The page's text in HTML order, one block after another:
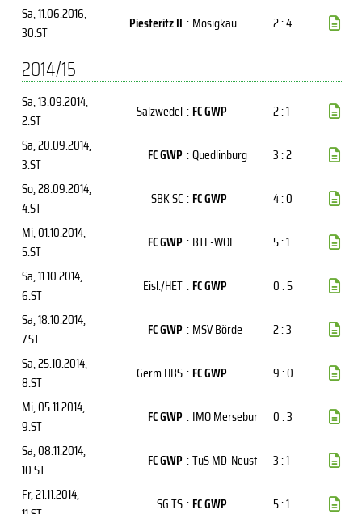
Sa, 11.06.2016,
30.ST
Piesteritz II : Mosigkau 2 : 4
2014/15
Sa, 13.09.2014,
2.ST
Salzwedel : FC GWP
2 : 1
Sa, 20.09.2014,
3.ST
FC GWP :Quedlinburg
3 : 2
So, 28.09.2014,
4.ST
SBK SC : FC GWP
4 : 0
Mi, 01.10.2014,
5.ST
FC GWP : BTF-WOL
5 : 1
Sa, 11.10.2014,
6.ST
Eisl./HET : FC GWP
0 : 5
Sa, 18.10.2014,
7.ST
FC GWP : MSV Börde
2 : 3
Sa, 25.10.2014,
8.ST
Germ.HBS : FC GWP
9 : 0
Mi, 05.11.2014,
9.ST
FC GWP : IMO Mersebur
0 : 3
Sa, 08.11.2014,
10.ST
FC GWP :TuS MD-Neust
3 : 1
Fr, 21.11.2014,
SG TS : FC GWP 5 : 1